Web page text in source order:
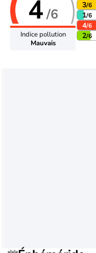
4/6
Indice pollution
Mauvais
3/6
1/6
4/6
2/6